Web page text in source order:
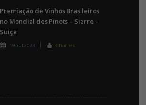
Premiação de Vinhos Brasileiros
no Mondial des Pinots – Sierre –
Suíça
19out2023 Charles